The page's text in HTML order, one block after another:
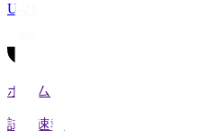
U-21
ホーム
試合速報